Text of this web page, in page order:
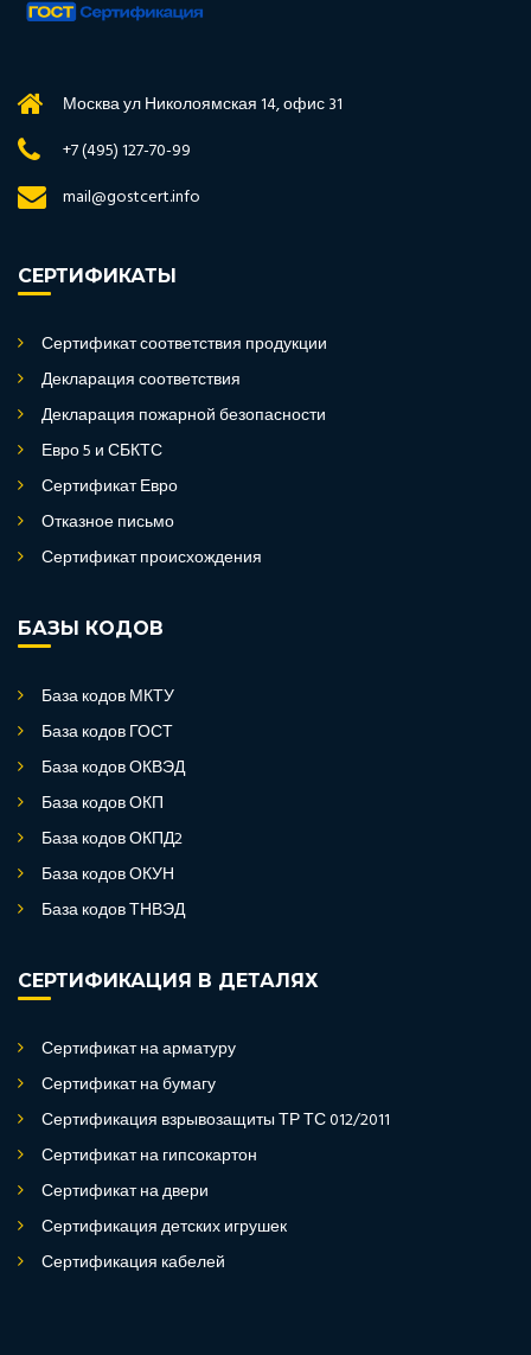
Москва ул Николоямская 14, офис 31
+7 (495) 127-70-99
mail@gostcert.info
СЕРТИФИКАТЫ
Сертификат соответствия продукции
Декларация соответствия
Декларация пожарной безопасности
Евро 5 и СБКТС
Сертификат Евро
Отказное письмо
Сертификат происхождения
БАЗЫ КОДОВ
База кодов МКТУ
База кодов ГОСТ
База кодов ОКВЭД
База кодов ОКП
База кодов ОКПД2
База кодов ОКУН
База кодов ТНВЭД
СЕРТИФИКАЦИЯ В ДЕТАЛЯХ
Сертификат на арматуру
Сертификат на бумагу
Сертификация взрывозащиты ТР ТС 012/2011
Сертификат на гипсокартон
Сертификат на двери
Сертификация детских игрушек
Сертификация кабелей